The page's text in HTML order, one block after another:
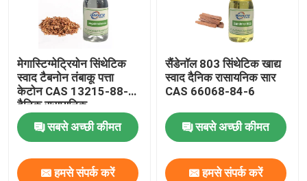
मेगास्टिग्मेट्रियोन सिंथेटिक
स्वाद टैबनोन तंबाकू पत्ता
केटोन CAS 13215-88-8
दैनिक रासायनिक
सबसे अच्छी कीमत
हमसे संपर्क करें
सैंडेनॉल 803 सिंथेटिक खाद्य
स्वाद दैनिक रासायनिक सार
CAS 66068-84-6
सबसे अच्छी कीमत
हमसे संपर्क करें